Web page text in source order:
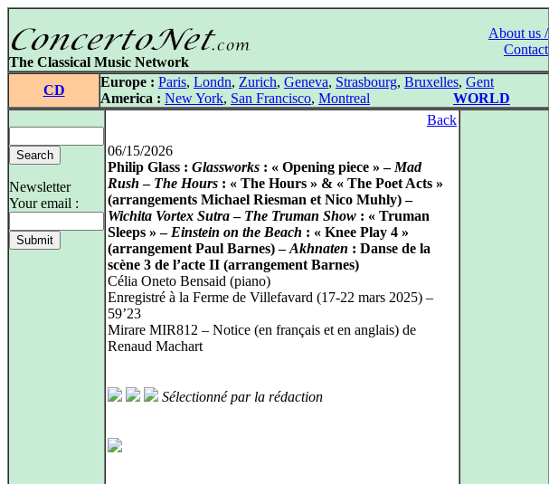
About us /
Contact
The Classical Music Network
CD
Europe : Paris, Londn, Zurich, Geneva, Strasbourg, Bruxelles, Gent
America : New York, San Francisco, Montreal WORLD
Newsletter
Your email :
Back
06/15/2026
Philip Glass : Glassworks : « Opening piece » – Mad
Rush – The Hours : « The Hours » & « The Poet Acts »
(arrangements Michael Riesman et Nico Muhly) –
Wichita Vortex Sutra– The Truman Show : « Truman
Sleeps » – Einstein on the Beach : « Knee Play 4 »
(arrangement Paul Barnes) –Akhnaten : Danse de la
scène 3 de l’acte II (arrangement Barnes)
Célia Oneto Bensaid (piano)
Enregistré à la Ferme de Villefavard (17‑22 mars 2025) –
59’23
Mirare MIR812 – Notice (en français et en anglais) de
Renaud Machart
Sélectionné par la rédaction